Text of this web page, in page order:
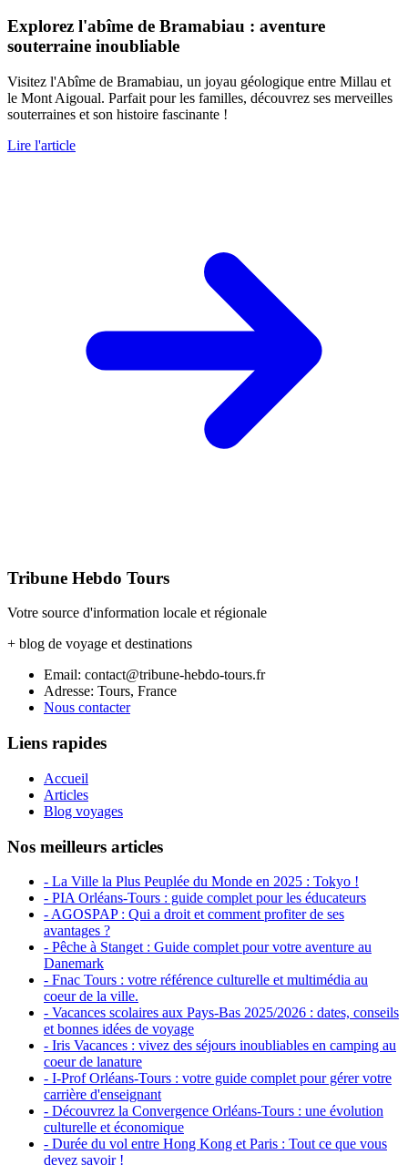
Explorez l'abîme de Bramabiau : aventure
souterraine inoubliable
Visitez l'Abîme de Bramabiau, un joyau géologique entre Millau et
le Mont Aigoual. Parfait pour les familles, découvrez ses merveilles
souterraines et son histoire fascinante !
Lire l'article
Tribune Hebdo Tours
Votre source d'information locale et régionale
+ blog de voyage et destinations
Email: contact@tribune-hebdo-tours.fr
Adresse: Tours, France
Nous contacter
Liens rapides
Accueil
Articles
Blog voyages
Nos meilleurs articles
- La Ville la Plus Peuplée du Monde en 2025 : Tokyo !
- PIA Orléans-Tours : guide complet pour les éducateurs
- AGOSPAP : Qui a droit et comment profiter de ses
avantages ?
- Pêche à Stanget : Guide complet pour votre aventure au
Danemark
- Fnac Tours : votre référence culturelle et multimédia au
coeur de la ville.
- Vacances scolaires aux Pays-Bas 2025/2026 : dates, conseils
et bonnes idées de voyage
- Iris Vacances : vivez des séjours inoubliables en camping au
coeur de lanature
- I-Prof Orléans-Tours : votre guide complet pour gérer votre
carrière d'enseignant
- Découvrez la Convergence Orléans-Tours : une évolution
culturelle et économique
- Durée du vol entre Hong Kong et Paris : Tout ce que vous
devez savoir !